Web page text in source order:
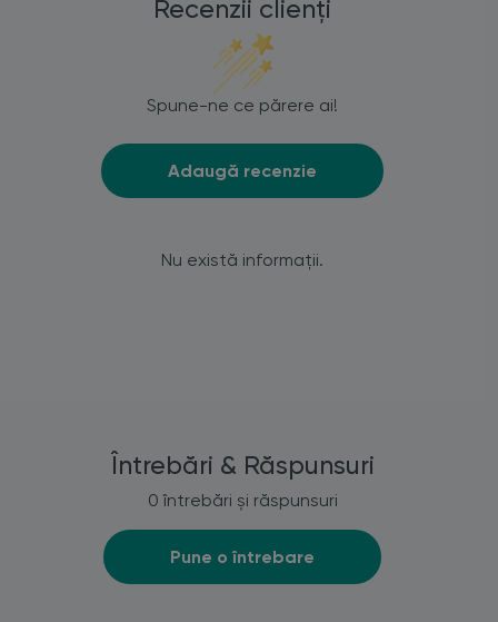
Recenzii clienți
Spune-ne ce părere ai!
Adaugă recenzie
Nu există informații.
Întrebări & Răspunsuri
0 întrebări și răspunsuri
Pune o întrebare